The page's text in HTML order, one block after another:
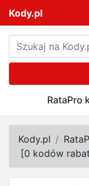
Kody.pl
RataPro
Kody.pl
[0 kodów